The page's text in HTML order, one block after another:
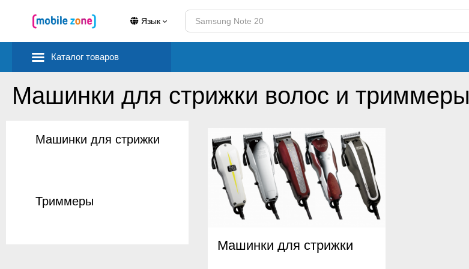
Язык
Каталог товаров
Машинки для стрижки волос и триммеры
Машинки для стрижки
Триммеры
Машинки для стрижки